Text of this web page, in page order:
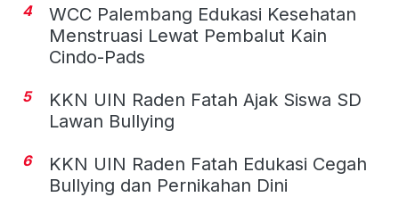
4
WCC Palembang Edukasi Kesehatan
Menstruasi Lewat Pembalut Kain
Cindo-Pads
5
KKN UIN Raden Fatah Ajak Siswa SD
Lawan Bullying
6
KKN UIN Raden Fatah Edukasi Cegah
Bullying dan Pernikahan Dini